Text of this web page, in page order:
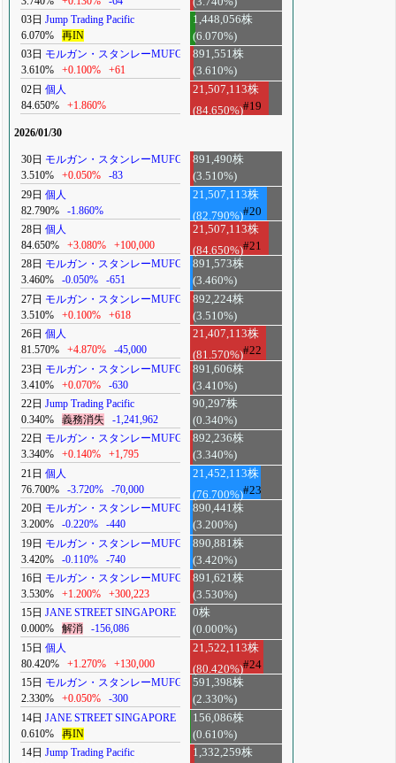
03日 Jump Trading Pacific
6.070%
再IN
1,448,056株
(6.070%)
03日 モルガン・スタンレーMUFG
3.610%
+0.100% +61
891,551株
(3.610%)
02日 個人
84.650%
+1.860%
21,507,113株
(84.650%)#19
2026/01/30
30日 モルガン・スタンレーMUFG
3.510%
+0.050% -83
891,490株
(3.510%)
29日 個人
82.790%
-1.860%
21,507,113株
(82.790%)#20
28日 個人
84.650%
+3.080% +100,000
21,507,113株
(84.650%)#21
28日 モルガン・スタンレーMUFG
3.460%
-0.050% -651
891,573株
(3.460%)
27日 モルガン・スタンレーMUFG
3.510%
+0.100% +618
892,224株
(3.510%)
26日 個人
81.570%
+4.870% -45,000
21,407,113株
(81.570%)#22
23日 モルガン・スタンレーMUFG
3.410%
+0.070% -630
891,606株
(3.410%)
22日 Jump Trading Pacific
0.340%
義務消失 -1,241,962
90,297株
(0.340%)
22日 モルガン・スタンレーMUFG
3.340%
+0.140% +1,795
892,236株
(3.340%)
21日 個人
76.700%
-3.720% -70,000
21,452,113株
(76.700%)#23
20日 モルガン・スタンレーMUFG
3.200%
-0.220% -440
890,441株
(3.200%)
19日 モルガン・スタンレーMUFG
3.420%
-0.110% -740
890,881株
(3.420%)
16日 モルガン・スタンレーMUFG
3.530%
+1.200% +300,223
891,621株
(3.530%)
15日 JANE STREET SINGAPORE
0.000%
解消 -156,086
0株
(0.000%)
15日 個人
80.420%
+1.270% +130,000
21,522,113株
(80.420%)#24
15日 モルガン・スタンレーMUFG
2.330%
+0.050% -300
591,398株
(2.330%)
14日 JANE STREET SINGAPORE
0.610%
再IN
156,086株
(0.610%)
14日 Jump Trading Pacific
1,332,259株